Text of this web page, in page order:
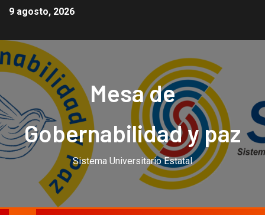
9 agosto, 2026
Mesa de
Gobernabilidad y paz
Sistema Universitario Estatal